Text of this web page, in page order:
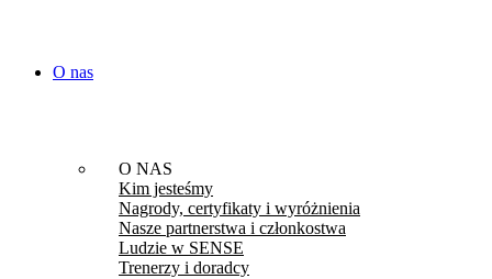
O nas
O NAS
Kim jesteśmy
Nagrody, certyfikaty i wyróżnienia
Nasze partnerstwa i członkostwa
Ludzie w SENSE
Trenerzy i doradcy